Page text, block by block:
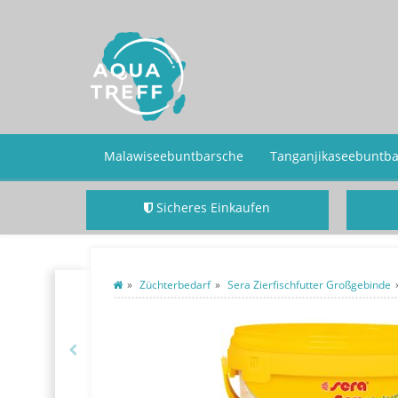
Malawiseebuntbarsche
Sicheres Einkaufen
PayPal Plus & SSL
Züchterbedarf Sera Zierfischfutter Großgebinde